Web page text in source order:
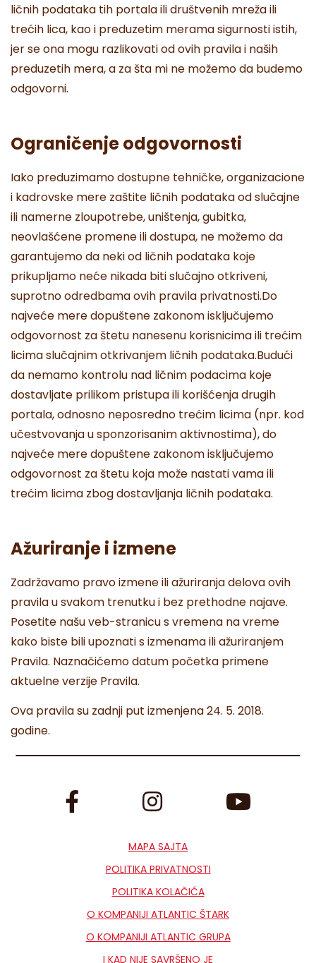
ličnih podataka tih portala ili društvenih mreža ili
trećih lica, kao i preduzetim merama sigurnosti istih,
jer se ona mogu razlikovati od ovih pravila i naših
preduzetih mera, a za šta mi ne možemo da budemo
odgovorni.
Ograničenje odgovornosti
Iako preduzimamo dostupne tehničke, organizacione
i kadrovske mere zaštite ličnih podataka od slučajne
ili namerne zloupotrebe, uništenja, gubitka,
neovlašćene promene ili dostupa, ne možemo da
garantujemo da neki od ličnih podataka koje
prikupljamo neće nikada biti slučajno otkriveni,
suprotno odredbama ovih pravila privatnosti.Do
najveće mere dopuštene zakonom isključujemo
odgovornost za štetu nanesenu korisnicima ili trećim
licima slučajnim otkrivanjem ličnih podataka.Budući
da nemamo kontrolu nad ličnim podacima koje
dostavljate prilikom pristupa ili korišćenja drugih
portala, odnosno neposredno trećim licima (npr. kod
učestvovanja u sponzorisanim aktivnostima), do
najveće mere dopuštene zakonom isključujemo
odgovornost za štetu koja može nastati vama ili
trećim licima zbog dostavljanja ličnih podataka.
Ažuriranje i izmene
Zadržavamo pravo izmene ili ažuriranja delova ovih
pravila u svakom trenutku i bez prethodne najave.
Posetite našu veb-stranicu s vremena na vreme
kako biste bili upoznati s izmenama ili ažuriranjem
Pravila. Naznačićemo datum početka primene
aktuelne verzije Pravila.
Ova pravila su zadnji put izmenjena 24. 5. 2018.
godine.
MAPA SAJTA
POLITIKA PRIVATNOSTI
POLITIKA KOLAČIĆA
O KOMPANIJI ATLANTIC ŠTARK
O KOMPANIJI ATLANTIC GRUPA
I KAD NIJE SAVRŠENO JE